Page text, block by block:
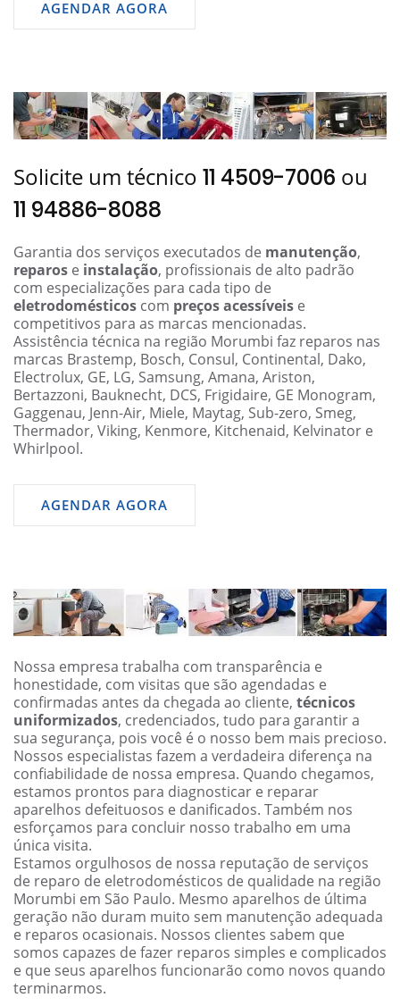
AGENDAR AGORA
Solicite um técnico 11 4509-7006 ou
11 94886-8088
Garantia dos serviços executados de manutenção,
reparos e instalação, profissionais de alto padrão
com especializações para cada tipo de
eletrodomésticos com preços acessíveis e
competitivos para as marcas mencionadas.
Assistência técnica na região Morumbi faz reparos nas
marcas Brastemp, Bosch, Consul, Continental, Dako,
Electrolux, GE, LG, Samsung, Amana, Ariston,
Bertazzoni, Bauknecht, DCS, Frigidaire, GE Monogram,
Gaggenau, Jenn-Air, Miele, Maytag, Sub-zero, Smeg,
Thermador, Viking, Kenmore, Kitchenaid, Kelvinator e
Whirlpool.
AGENDAR AGORA
Nossa empresa trabalha com transparência e
honestidade, com visitas que são agendadas e
confirmadas antes da chegada ao cliente, técnicos
uniformizados, credenciados, tudo para garantir a
sua segurança, pois você é o nosso bem mais precioso.
Nossos especialistas fazem a verdadeira diferença na
confiabilidade de nossa empresa. Quando chegamos,
estamos prontos para diagnosticar e reparar
aparelhos defeituosos e danificados. Também nos
esforçamos para concluir nosso trabalho em uma
única visita.
Estamos orgulhosos de nossa reputação de serviços
de reparo de eletrodomésticos de qualidade na região
Morumbi em São Paulo. Mesmo aparelhos de última
geração não duram muito sem manutenção adequada
e reparos ocasionais. Nossos clientes sabem que
somos capazes de fazer reparos simples e complicados
e que seus aparelhos funcionarão como novos quando
terminarmos.